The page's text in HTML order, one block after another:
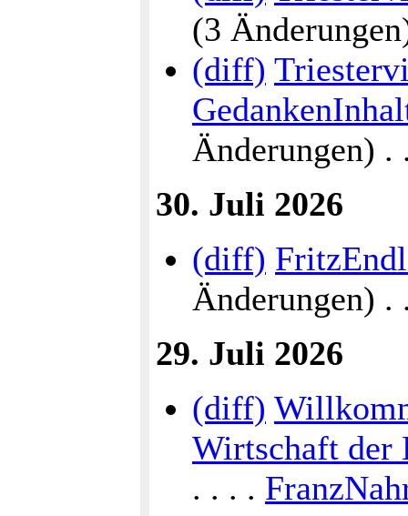
(3
(diff)
Änderungen)
30. Juli 2026
(diff)
Änderungen)
29. Juli 2026
(diff)
Wirtschaft der
. . . .